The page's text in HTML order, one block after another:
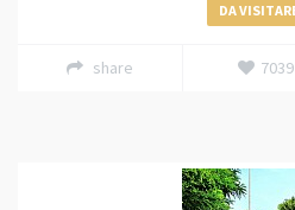
DA
share 7039